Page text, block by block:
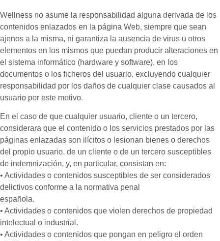
Wellness no asume la responsabilidad alguna derivada de los
contenidos enlazados en la página Web, siempre que sean
ajenos a la misma, ni garantiza la ausencia de virus u otros
elementos en los mismos que puedan producir alteraciones en
el sistema informático (hardware y software), en los
documentos o los ficheros del usuario, excluyendo cualquier
responsabilidad por los daños de cualquier clase causados al
usuario por este motivo.
En el caso de que cualquier usuario, cliente o un tercero,
considerara que el contenido o los servicios prestados por las
páginas enlazadas son ilícitos o lesionan bienes o derechos
del propio usuario, de un cliente o de un tercero susceptibles
de indemnización, y, en particular, consistan en:
• Actividades o contenidos susceptibles de ser considerados
delictivos conforme a la normativa penal
española.
• Actividades o contenidos que violen derechos de propiedad
intelectual o industrial.
• Actividades o contenidos que pongan en peligro el orden